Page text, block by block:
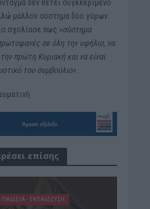
δεν θέτει συγκεκριμένο
μάλλον σύστημα δύο γύρων.
σχολίασε πως «σύστημα
σε όλη την υφήλιο, να
πρώτη Κυριακή και να είναι
του συμβούλιο».
επίσης
ΠΑΙΔΕΙΑ - ΕΚΠΑΙΔΕΥΣΗ